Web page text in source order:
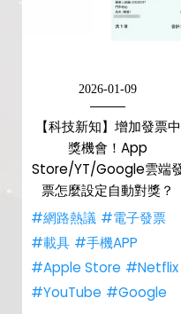
2026-01-09
【科技新知】增加發票中
獎機會！App
Store/YT/Google雲端
票怎麼設定自動對獎？
#網路熱議 #電子發票
#載具 #手機APP
#Apple Store #Netflix
#YouTube #Google